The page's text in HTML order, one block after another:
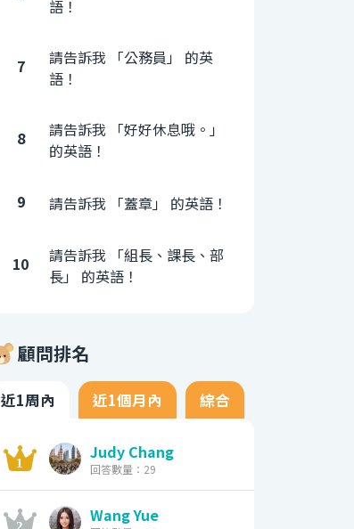
語！
7
請告訴我 「公務員」 的英
語！
8
請告訴我 「好好休息哦。」
的英語！
9 請告訴我 「蓋章」 的英語！
10
請告訴我 「組長、課長、部
長」 的英語！
顧問排名
近1周內 近1個月內 綜合
Judy Chang
回答數量：29
Wang Yue